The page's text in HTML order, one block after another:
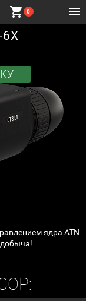
shopping_cart 0
6X
ядра ATN
добыча!